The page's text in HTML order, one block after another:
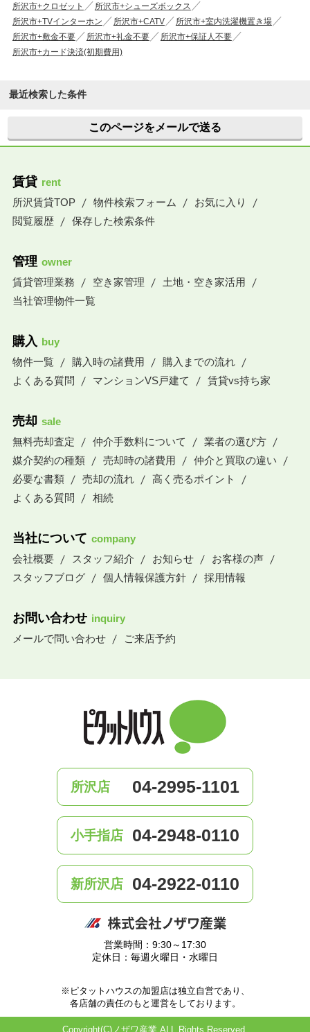
所沢市+クロゼット
所沢市+シューズボックス
所沢市+TVインターホン
所沢市+CATV
所沢市+室内洗濯機置き場
所沢市+敷金不要
所沢市+礼金不要
所沢市+保証人不要
所沢市+カード決済(初期費用)
最近検索した条件
このページをメールで送る
賃貸 rent
所沢賃貸TOP
物件検索フォーム
お気に入り
閲覧履歴
保存した検索条件
管理 owner
賃貸管理業務
空き家管理
土地・空き家活用
当社管理物件一覧
購入 buy
物件一覧
購入時の諸費用
購入までの流れ
よくある質問
マンションVS戸建て 賃貸vs持ち家
売却 sale
無料売却査定
仲介手数料について
業者の選び方
媒介契約の種類
売却時の諸費用
仲介と買取の違い
必要な書類
売却の流れ
高く売るポイント
よくある質問
相続
当社について company
会社概要
スタッフ紹介 お知らせ
お客様の声
スタッフブログ
個人情報保護方針 採用情報
お問い合わせ inquiry
メールで問い合わせ
ご来店予約
所沢店 04-2995-1101
小手指店 04-2948-0110
新所沢店 04-2922-0110
営業時間：9:30～17:30
定休日：毎週火曜日・水曜日
※ピタットハウスの加盟店は独立自営であり、
各店舗の責任のもと運営をしております。
Copyright(C)ノザワ産業 ALL Rights Reserved.